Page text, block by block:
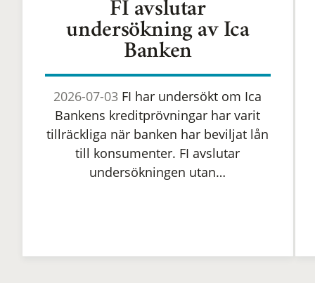
FI avslutar
undersökning av Ica
Banken
2026-07-03 FI har undersökt om Ica
Bankens kreditprövningar har varit
tillräckliga när banken har beviljat lån
till konsumenter. FI avslutar
undersökningen utan…